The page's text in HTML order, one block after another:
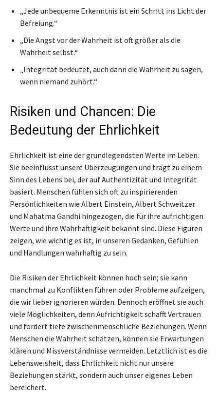
„Jede unbequeme Erkenntnis ist ein Schritt ins Licht der
Befreiung.“
„Die Angst vor der Wahrheit ist oft größer als die
Wahrheit selbst.“
„Integrität bedeutet, auch dann die Wahrheit zu sagen,
wenn niemand zuhört.“
Risiken und Chancen: Die
Bedeutung der Ehrlichkeit
Ehrlichkeit ist eine der grundlegendsten Werte im Leben.
Sie beeinflusst unsere Überzeugungen und trägt zu einem
Sinn des Lebens bei, der auf Authentizität und Integrität
basiert. Menschen fühlen sich oft zu inspirierenden
Persönlichkeiten wie Albert Einstein, Albert Schweitzer
und Mahatma Gandhi hingezogen, die für ihre aufrichtigen
Werte und ihre Wahrhaftigkeit bekannt sind. Diese Figuren
zeigen, wie wichtig es ist, in unseren Gedanken, Gefühlen
und Handlungen wahrhaftig zu sein.
Die Risiken der Ehrlichkeit können hoch sein; sie kann
manchmal zu Konflikten führen oder Probleme aufzeigen,
die wir lieber ignorieren würden. Dennoch eröffnet sie auch
viele Möglichkeiten, denn Aufrichtigkeit schafft Vertrauen
und fördert tiefe zwischenmenschliche Beziehungen. Wenn
Menschen die Wahrheit schätzen, können sie Erwartungen
klären und Missverständnisse vermeiden. Letztlich ist es die
Lebensweisheit, dass Ehrlichkeit nicht nur unsere
Beziehungen stärkt, sondern auch unser eigenes Leben
bereichert.